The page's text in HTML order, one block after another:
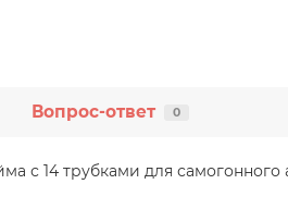
Вопрос-ответ 0
с 14 трубками для